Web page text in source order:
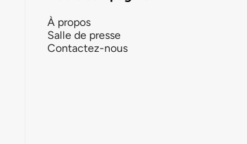
À propos
Salle de presse
Contactez-nous